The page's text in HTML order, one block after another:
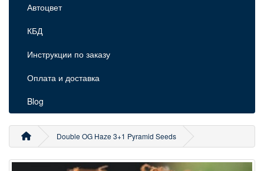
Автоцвет
КБД
Инструкции по заказу
Оплата и доставка
Blog
Double OG Haze 3+1 Pyramid Seeds